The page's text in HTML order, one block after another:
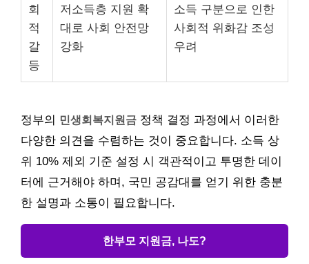
회
적
갈
등
저소득층 지원 확
대로 사회 안전망
강화
소득 구분으로 인한
사회적 위화감 조성
우려
정부의 민생회복지원금 정책 결정 과정에서 이러한
다양한 의견을 수렴하는 것이 중요합니다. 소득 상
위 10% 제외 기준 설정 시 객관적이고 투명한 데이
터에 근거해야 하며, 국민 공감대를 얻기 위한 충분
한 설명과 소통이 필요합니다.
한부모 지원금, 나도?